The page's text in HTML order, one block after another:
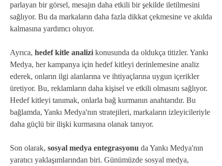
parlayan bir görsel, mesajın daha etkili bir şekilde iletilmesini
sağlıyor. Bu da markaların daha fazla dikkat çekmesine ve akılda
kalmasına yardımcı oluyor.
Ayrıca, hedef kitle analizi konusunda da oldukça titizler. Yankı
Medya, her kampanya için hedef kitleyi derinlemesine analiz
ederek, onların ilgi alanlarına ve ihtiyaçlarına uygun içerikler
üretiyor. Bu, reklamların daha kişisel ve etkili olmasını sağlıyor.
Hedef kitleyi tanımak, onlarla bağ kurmanın anahtarıdır. Bu
bağlamda, Yankı Medya'nın stratejileri, markaların izleyicileriyle
daha güçlü bir ilişki kurmasına olanak tanıyor.
Son olarak, sosyal medya entegrasyonu da Yankı Medya'nın
yaratıcı yaklaşımlarından biri. Günümüzde sosyal medya,